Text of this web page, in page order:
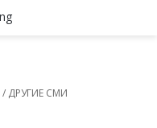
/ ДРУГИЕ СМИ